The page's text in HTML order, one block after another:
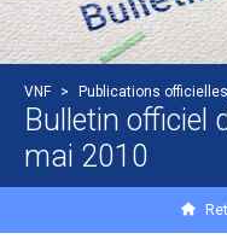
VNF > Publications officielles
Bulletin officiel
mai 2010